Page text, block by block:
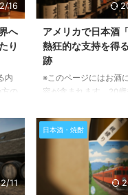
16
へ
り
内
の
ル
フ
で
イ
体
アメリカで日本酒
熱狂的な支持を得
跡
※このページにはお酒
容が含まれます。20
日本酒が「寿司のおま
時代のアメリカ 1990年
アメリカでは、日本か
る日本酒のほとんど
ークの日本食レストラ
に限られていました
11
日本酒・焼酎